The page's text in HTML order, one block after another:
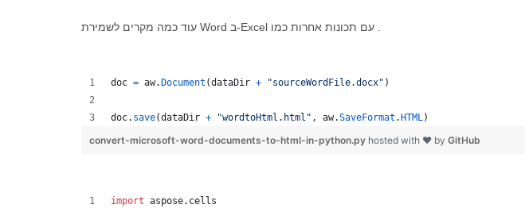
doc = aw. Document (dataDir + "sourceWordFile.docx" )
doc. save(dataDir + "wordtoHtml.html" , aw.SaveFormat . HTML)
convert-microsoft-word-documents-to-html-in-python.py hosted with ❤ by GitHub
import aspose. cells